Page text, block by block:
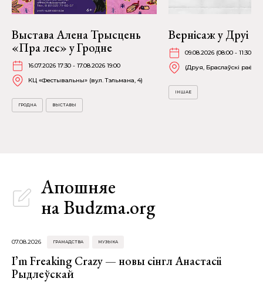
Выстава Алена Трысцень
«Пра лес» у Гродне
16.07.2026 17:30 - 17.08.2026 19:00
КЦ «Фестывальны» (вул. Тэльмана, 4)
ГРОДНА ВЫСТАВЫ
Вернісаж у Друі
09.08.2026 (08:00 - 11:30)
(Друя, Браслаўскі раён)
ІНШАЕ
Апошняе
на Budzma.org
07.08.2026 ГРАМАДСТВА МУЗЫКА
I’m Freaking Crazy — новы сінгл Анастасіі
Рыдлеўскай